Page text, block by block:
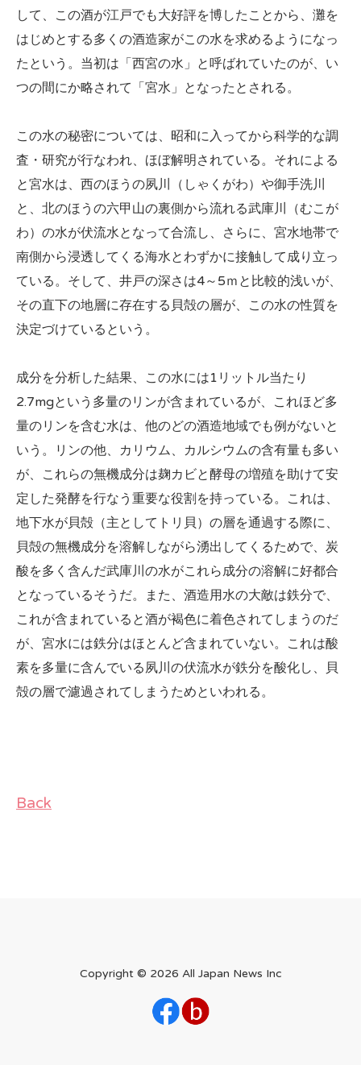
して、この酒が江戸でも大好評を博したことから、灘を
はじめとする多くの酒造家がこの水を求めるようになっ
たという。当初は「西宮の水」と呼ばれていたのが、い
つの間にか略されて「宮水」となったとされる。
この水の秘密については、昭和に入ってから科学的な調
査・研究が行なわれ、ほぼ解明されている。それによる
と宮水は、西のほうの夙川（しゃくがわ）や御手洗川
と、北のほうの六甲山の裏側から流れる武庫川（むこが
わ）の水が伏流水となって合流し、さらに、宮水地帯で
南側から浸透してくる海水とわずかに接触して成り立っ
ている。そして、井戸の深さは4～5ｍと比較的浅いが、
その直下の地層に存在する貝殻の層が、この水の性質を
決定づけているという。
成分を分析した結果、この水には1リットル当たり
2.7mgという多量のリンが含まれているが、これほど多
量のリンを含む水は、他のどの酒造地域でも例がないと
いう。リンの他、カリウム、カルシウムの含有量も多い
が、これらの無機成分は麹カビと酵母の増殖を助けて安
定した発酵を行なう重要な役割を持っている。これは、
地下水が貝殻（主としてトリ貝）の層を通過する際に、
貝殻の無機成分を溶解しながら湧出してくるためで、炭
酸を多く含んだ武庫川の水がこれら成分の溶解に好都合
となっているそうだ。また、酒造用水の大敵は鉄分で、
これが含まれていると酒が褐色に着色されてしまうのだ
が、宮水には鉄分はほとんど含まれていない。これは酸
素を多量に含んでいる夙川の伏流水が鉄分を酸化し、貝
殻の層で濾過されてしまうためといわれる。
Back
Copyright © 2026 All Japan News Inc